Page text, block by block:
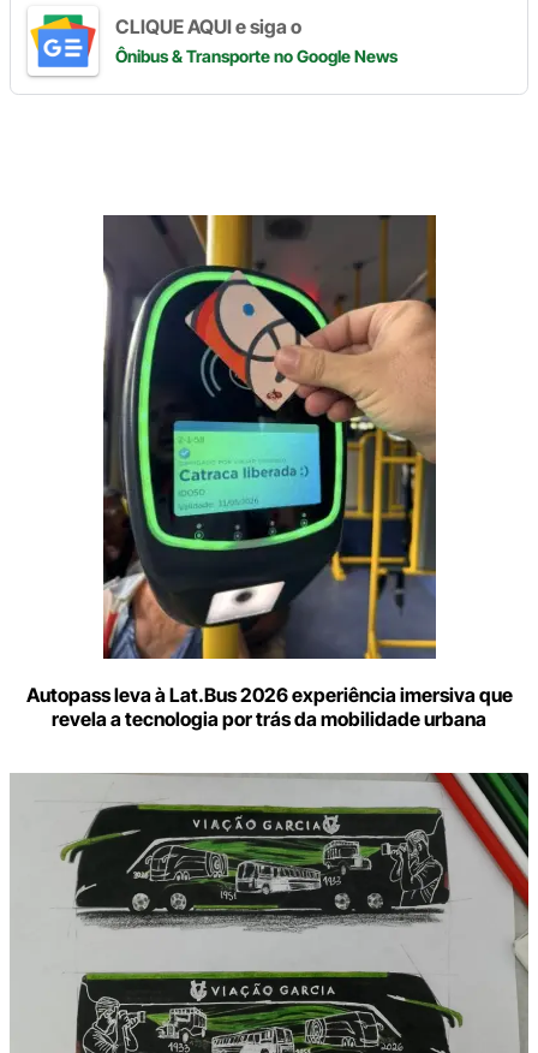
CLIQUE AQUI e siga o
Ônibus & Transporteno Google News
Autopass leva à Lat.Bus 2026 experiência imersiva que
revela a tecnologia por trás da mobilidade urbana